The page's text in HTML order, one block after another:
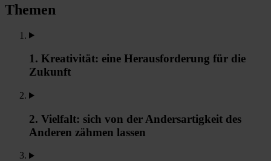
Themen
1. Kreativität: eine Herausforderung für die
Zukunft
2. Vielfalt: sich von der Andersartigkeit des
Anderen zähmen lassen